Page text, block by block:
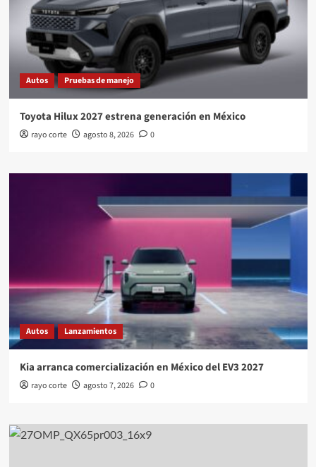
Autos Pruebas de manejo
Toyota Hilux 2027 estrena generación en México
rayo corte agosto 8, 2026 0
Autos Lanzamientos
Kia arranca comercialización en México del EV3 2027
rayo corte agosto 7, 2026 0